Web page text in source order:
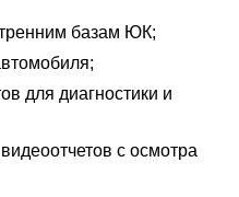
базам ЮК;
для диагностики и
с осмотра